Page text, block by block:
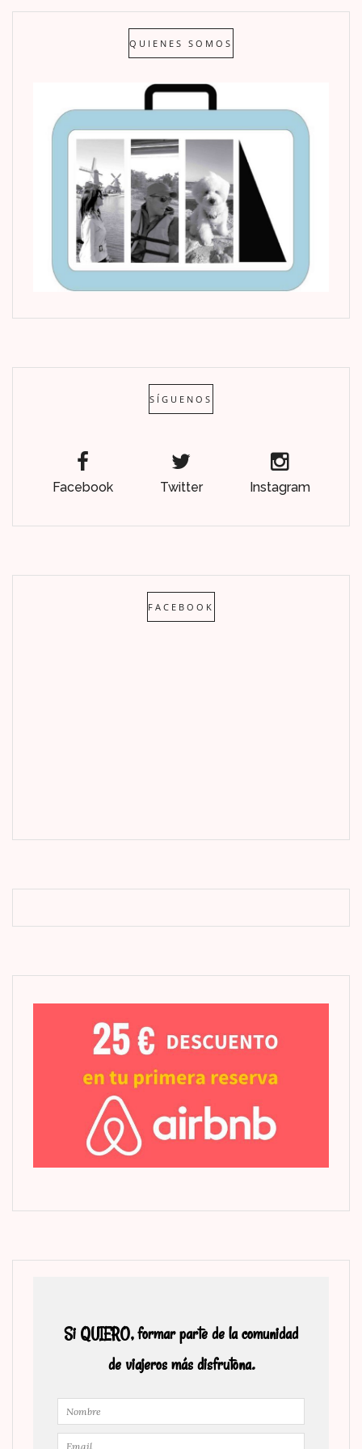
QUIENES SOMOS
SÍGUENOS
Facebook Twitter Instagram
FACEBOOK
Si QUIERO, formar parte de la comunidad
de viajeros más disfrutona.